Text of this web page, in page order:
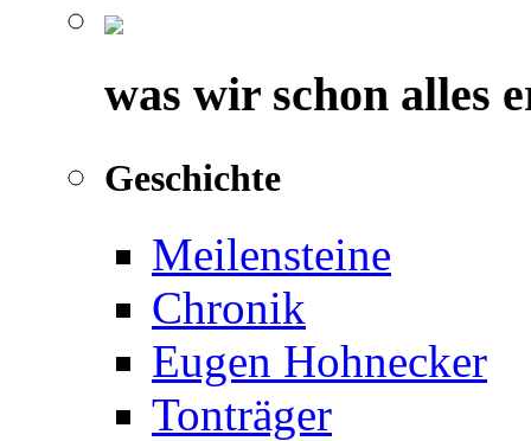
was wir schon alles
Geschichte
Meilensteine
Chronik
Eugen Hohnecker
Tonträger